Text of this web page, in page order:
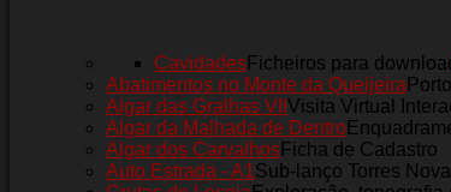
CavidadesFicheiros para
Abatimentos no Monte da Queijeira
Algar das Gralhas VII Visita Virtual
Algar da Malhada de Dentro
Algar dos CarvalhosFicha de Cadastro
Auto Estrada - A1Sub-lanço Torres